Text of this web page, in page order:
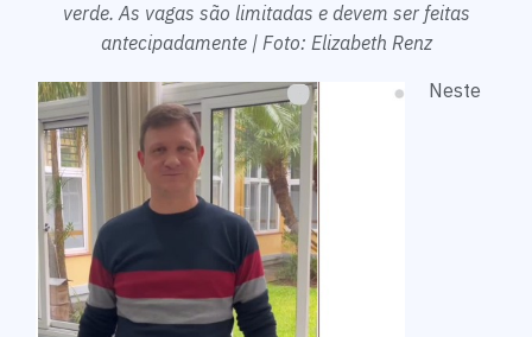
verde. As vagas são limitadas e devem ser feitas
antecipadamente | Foto: Elizabeth Renz
Neste